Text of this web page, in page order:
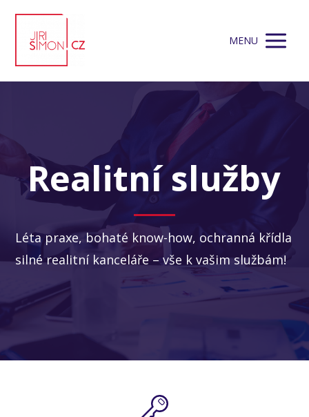
MENU
Realitní služby
Léta praxe, bohaté know-how, ochranná křídla
silné realitní kanceláře – vše k vašim službám!